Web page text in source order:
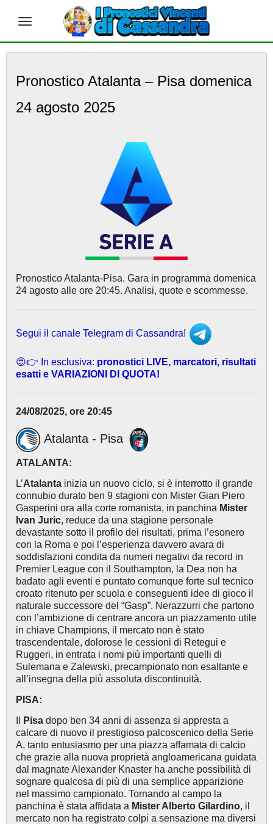
Pronostico Atalanta – Pisa domenica
24 agosto 2025
Pronostico Atalanta-Pisa. Gara in programma domenica
24 agosto alle ore 20:45. Analisi, quote e scommesse.
Segui il canale Telegram di Cassandra!
😍👉 In esclusiva: pronostici LIVE, marcatori, risultati
esatti e VARIAZIONI DI QUOTA!
24/08/2025, ore 20:45
Atalanta - Pisa
ATALANTA:
L’Atalanta inizia un nuovo ciclo, si è interrotto il grande
connubio durato ben 9 stagioni con Mister Gian Piero
Gasperini ora alla corte romanista, in panchina Mister
Ivan Juric, reduce da una stagione personale
devastante sotto il profilo dei risultati, prima l’esonero
con la Roma e poi l’esperienza davvero avara di
soddisfazioni condita da numeri negativi da record in
Premier League con il Southampton, la Dea non ha
badato agli eventi e puntato comunque forte sul tecnico
croato ritenuto per scuola e conseguenti idee di gioco il
naturale successore del “Gasp”. Nerazzurri che partono
con l’ambizione di centrare ancora un piazzamento utile
in chiave Champions, il mercato non è stato
trascendentale, dolorose le cessioni di Retegui e
Ruggeri, in entrata i nomi più importanti quelli di
Sulemana e Zalewski, precampionato non esaltante e
all’insegna della più assoluta discontinuità.
PISA:
Pisa dopo ben 34 anni di assenza si appresta a
calcare di nuovo il prestigioso palcoscenico della Serie
A, tanto entusiasmo per una piazza affamata di calcio
che grazie alla nuova proprietà angloamericana guidata
dal magnate Alexander Knaster ha anche possibilità di
sognare qualcosa di più di una semplice apparizione
nel massimo campionato. Tornando al campo la
panchina è stata affidata a Mister Alberto Gilardino, il
mercato non ha registrato colpi a sensazione ma diversi